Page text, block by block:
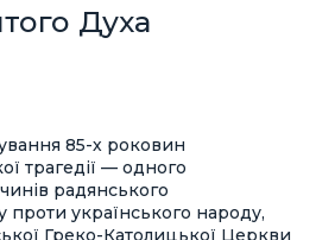
Духа
85-х роковин
трагедії — одного
радянського
проти українського народу,
Греко-Католицької Церкви